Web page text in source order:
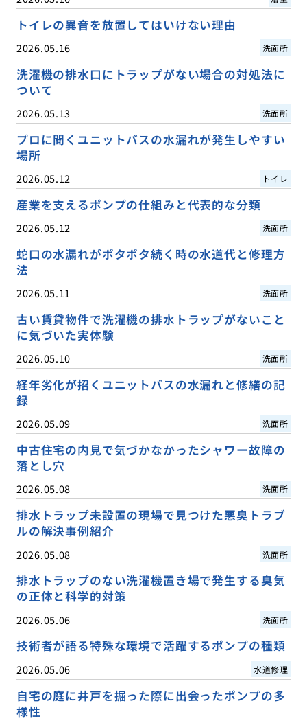
トイレの異音を放置してはいけない理由
2026.05.16 洗面所
洗濯機の排水口にトラップがない場合の対処法に
ついて
2026.05.13 洗面所
プロに聞くユニットバスの水漏れが発生しやすい
場所
2026.05.12 トイレ
産業を支えるポンプの仕組みと代表的な分類
2026.05.12 洗面所
蛇口の水漏れがポタポタ続く時の水道代と修理方
法
2026.05.11 洗面所
古い賃貸物件で洗濯機の排水トラップがないこと
に気づいた実体験
2026.05.10 洗面所
経年劣化が招くユニットバスの水漏れと修繕の記
録
2026.05.09 洗面所
中古住宅の内見で気づかなかったシャワー故障の
落とし穴
2026.05.08 洗面所
排水トラップ未設置の現場で見つけた悪臭トラブ
ルの解決事例紹介
2026.05.08 洗面所
排水トラップのない洗濯機置き場で発生する臭気
の正体と科学的対策
2026.05.06 洗面所
技術者が語る特殊な環境で活躍するポンプの種類
2026.05.06 水道修理
自宅の庭に井戸を掘った際に出会ったポンプの多
様性